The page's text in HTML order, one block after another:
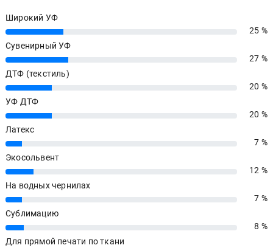
Широкий УФ
25%
25 %
Сувенирный УФ
27%
27 %
ДТФ (текстиль)
20%
20 %
УФ ДТФ
20%
20 %
Латекс
7%
7 %
Экосольвент
12%
12 %
На водных чернилах
7%
7 %
Сублимацию
8%
8 %
Для прямой печати по ткани